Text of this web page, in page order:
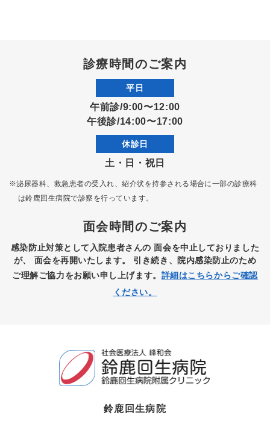
診療時間のご案内
平日
午前診/9:00〜12:00
午後診/14:00〜17:00
休診日
土・日・祝日
※泌尿器科、救急患者の受入れ、紹介状を持参される場合に一部の診療科
は鈴鹿回生病院で診察を行っています。
面会時間のご案内
感染防止対策として入院患者さんの面会を中止しておりました
が、 面会を再開いたします。 引き続き、院内感染防止のため
ご理解ご協力をお願い申し上げます。 詳細はこちらからご確認
ください。
鈴鹿回生病院